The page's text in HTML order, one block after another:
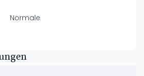
Normale